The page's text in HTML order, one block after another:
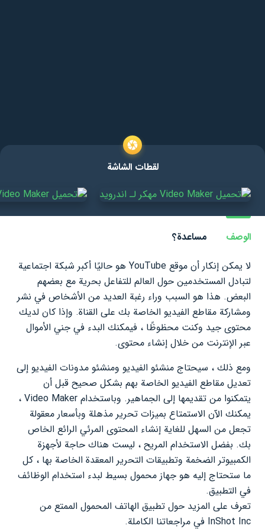
لقطات الشاشة
الوصف
مساعدة؟
لا يمكن إنكار أن موقع YouTube هو حاليًا أكبر شبكة اجتماعية
لتبادل المستخدمين حول العالم للتفاعل بحرية مع بعضهم
البعض. هذا هو السبب وراء رغبة العديد من الأشخاص في نشر
ومشاركة مقاطع الفيديو الخاصة بك على القناة. وإذا كان لديك
محتوى جيد وكنت محظوظًا ، فيمكنك البدء في جني الأموال
عبر الإنترنت من خلال إنشاء محتوى.
ومع ذلك ، سيحتاج منشئو الفيديو ومنشئو مدونات الفيديو إلى
تعديل مقاطع الفيديو الخاصة بهم بشكل صحيح قبل أن
يتمكنوا من تقديمها إلى الجماهير. وباستخدام Video Maker ،
يمكنك الآن الاستمتاع بميزات تحرير مذهلة وبأسعار معقولة
تجعل من السهل للغاية إنشاء المحتوى المرئي الرائع الخاص
بك. بفضل الاستخدام المريح ، ليست هناك حاجة لأجهزة
الكمبيوتر الضخمة وتطبيقات التحرير المعقدة الخاصة بها ، كل
ما ستحتاج إليه هو جهاز محمول بسيط لبدء استخدام الوظائف
في التطبيق.
تعرف على المزيد حول تطبيق الهاتف المحمول الممتع من
InShot Inc في مراجعاتنا الكاملة.